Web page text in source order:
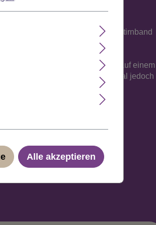
vorn fest mit dem elastischen Stirnband
und die Verarbeitung auf einem
sich jeder Kopfgröße an, maximal jedoch
Alle akzeptieren